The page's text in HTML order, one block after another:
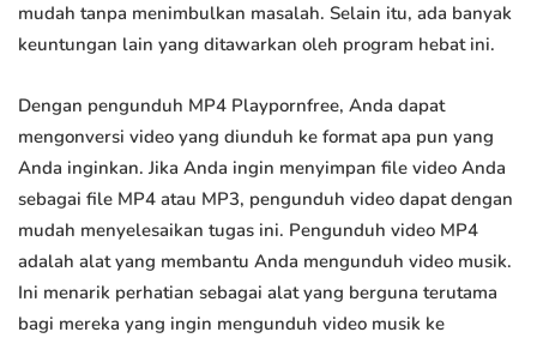
mudah tanpa menimbulkan masalah. Selain itu, ada banyak
keuntungan lain yang ditawarkan oleh program hebat ini.
Dengan pengunduh MP4 Playpornfree, Anda dapat
mengonversi video yang diunduh ke format apa pun yang
Anda inginkan. Jika Anda ingin menyimpan file video Anda
sebagai file MP4 atau MP3, pengunduh video dapat dengan
mudah menyelesaikan tugas ini. Pengunduh video MP4
adalah alat yang membantu Anda mengunduh video musik.
Ini menarik perhatian sebagai alat yang berguna terutama
bagi mereka yang ingin mengunduh video musik ke